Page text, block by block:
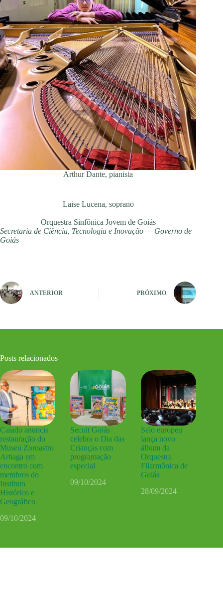
Arthur Dante, pianista
Laise Lucena, soprano
Orquestra Sinfônica Jovem de Goiás
Secretaria de Ciência, Tecnologia e Inovação — Governo de
Goiás
ANTERIOR PRÓXIMO
Posts relacionados
Caiado anuncia
restauração do
Museu Zoroastro
Artiaga em
encontro com
membros do
Instituto
Histórico e
Geográfico
09/10/2024
Secult Goiás
celebra o Dia das
Crianças com
programação
especial
09/10/2024
Selo europeu
lança novo
álbum da
Orquestra
Filarmônica de
Goiás
28/09/2024